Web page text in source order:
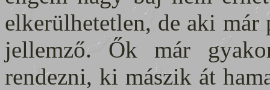
elkerülhetetlen, de aki már
jellemző. Ők már
rendezni, ki mászik át